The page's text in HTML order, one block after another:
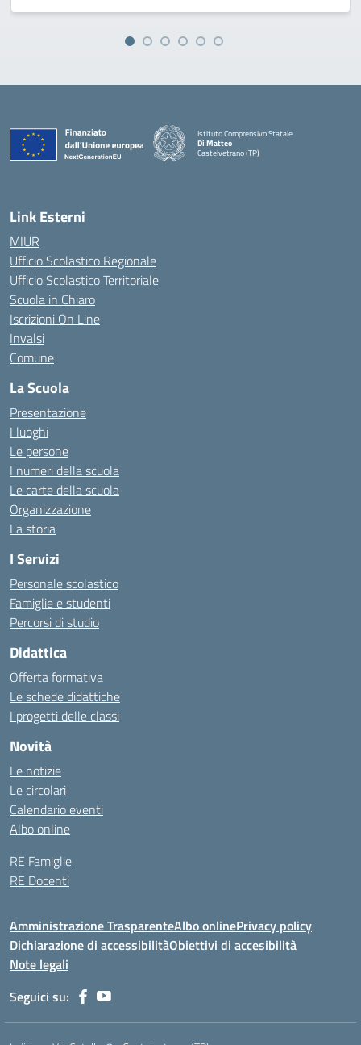
Istituto Comprensivo Statale
Di Matteo
Castelvetrano (TP)
Link Esterni
MIUR
Ufficio Scolastico Regionale
Ufficio Scolastico Territoriale
Scuola in Chiaro
Iscrizioni On Line
Invalsi
Comune
La Scuola
Presentazione
I luoghi
Le persone
I numeri della scuola
Le carte della scuola
Organizzazione
La storia
I Servizi
Personale scolastico
Famiglie e studenti
Percorsi di studio
Didattica
Offerta formativa
Le schede didattiche
I progetti delle classi
Novità
Le notizie
Le circolari
Calendario eventi
Albo online
RE Famiglie
RE Docenti
Amministrazione TrasparenteAlbo onlinePrivacy policy
Dichiarazione di accessibilitàObiettivi di accesibilità
Note legali
Seguici su: